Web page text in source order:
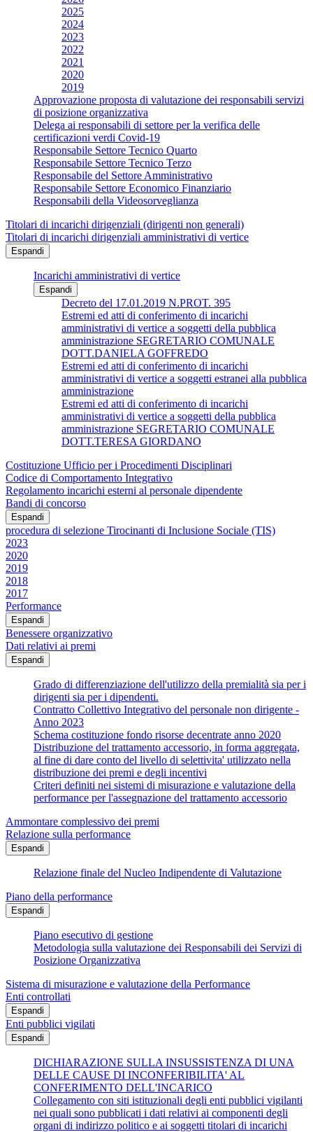
2025
2024
2023
2022
2021
2020
2019
Approvazione proposta di valutazione dei responsabili servizi
di posizione organizzativa
Delega ai responsabili di settore per la verifica delle
certificazioni verdi Covid-19
Responsabile Settore Tecnico Quarto
Responsabile Settore Tecnico Terzo
Responsabile del Settore Amministrativo
Responsabile Settore Economico Finanziario
Responsabili della Videosorveglianza
Titolari di incarichi dirigenziali (dirigenti non generali)
Titolari di incarichi dirigenziali amministrativi di vertice
Espandi
Incarichi amministrativi di vertice
Espandi
Decreto del 17.01.2019 N.PROT. 395
Estremi ed atti di conferimento di incarichi
amministrativi di vertice a soggetti della pubblica
amministrazione SEGRETARIO COMUNALE
DOTT.DANIELA GOFFREDO
Estremi ed atti di conferimento di incarichi
amministrativi di vertice a soggetti estranei alla pubblica
amministrazione
Estremi ed atti di conferimento di incarichi
amministrativi di vertice a soggetti della pubblica
amministrazione SEGRETARIO COMUNALE
DOTT.TERESA GIORDANO
Costituzione Ufficio per i Procedimenti Disciplinari
Codice di Comportamento Integrativo
Regolamento incarichi esterni al personale dipendente
Bandi di concorso
Espandi
procedura di selezione Tirocinanti di Inclusione Sociale (TIS)
2023
2020
2019
2018
2017
Performance
Espandi
Benessere organizzativo
Dati relativi ai premi
Espandi
Grado di differenziazione dell'utilizzo della premialità sia per i
dirigenti sia per i dipendenti.
Contratto Collettivo Integrativo del personale non dirigente -
Anno 2023
Schema costituzione fondo risorse decentrate anno 2020
Distribuzione del trattamento accessorio, in forma aggregata,
al fine di dare conto del livello di selettivita' utilizzato nella
distribuzione dei premi e degli incentivi
Criteri definiti nei sistemi di misurazione e valutazione della
performance per l'assegnazione del trattamento accessorio
Ammontare complessivo dei premi
Relazione sulla performance
Espandi
Relazione finale del Nucleo Indipendente di Valutazione
Piano della performance
Espandi
Piano esecutivo di gestione
Metodologia sulla valutazione dei Responsabili dei Servizi di
Posizione Organizzativa
Sistema di misurazione e valutazione della Performance
Enti controllati
Espandi
Enti pubblici vigilati
Espandi
DICHIARAZIONE SULLA INSUSSISTENZA DI UNA
DELLE CAUSE DI INCONFERIBILITA' AL
CONFERIMENTO DELL'INCARICO
Collegamento con siti istituzionali degli enti pubblici vigilanti
nei quali sono pubblicati i dati relativi ai componenti degli
organi di indirizzo politico e ai soggetti titolari di incarichi